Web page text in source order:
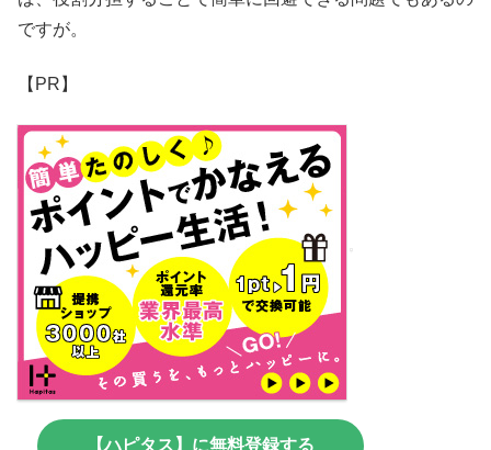
ですが。
【PR】
【ハピタス】に無料登録する